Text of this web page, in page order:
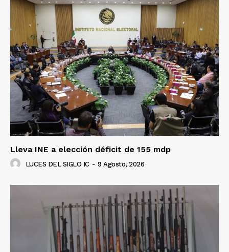
Lleva INE a elección déficit de 155 mdp
LUCES DEL SIGLO IC - 9 Agosto, 2026